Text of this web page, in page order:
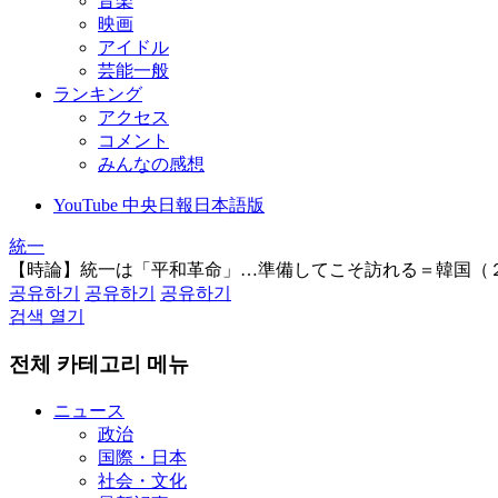
映画
アイドル
芸能一般
ランキング
アクセス
コメント
みんなの感想
YouTube 中央日報日本語版
統一
【時論】統一は「平和革命」…準備してこそ訪れる＝韓国（
공유하기
공유하기
공유하기
검색 열기
전체 카테고리 메뉴
ニュース
政治
国際・日本
社会・文化